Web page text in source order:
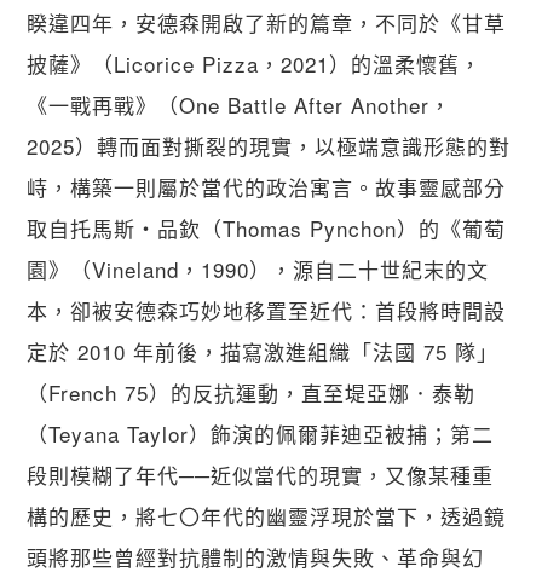
睽違四年，安德森開啟了新的篇章，不同於《甘草
披薩》（Licorice Pizza，2021）的溫柔懷舊，
《一戰再戰》（One Battle After Another，
2025）轉而面對撕裂的現實，以極端意識形態的對
峙，構築一則屬於當代的政治寓言。故事靈感部分
取自托馬斯・品欽（Thomas Pynchon）的《葡萄
園》（Vineland，1990），源自二十世紀末的文
本，卻被安德森巧妙地移置至近代：首段將時間設
定於 2010 年前後，描寫激進組織「法國 75 隊」
（French 75）的反抗運動，直至堤亞娜．泰勒
（Teyana Taylor）飾演的佩爾菲迪亞被捕；第二
段則模糊了年代──近似當代的現實，又像某種重
構的歷史，將七〇年代的幽靈浮現於當下，透過鏡
頭將那些曾經對抗體制的激情與失敗、革命與幻